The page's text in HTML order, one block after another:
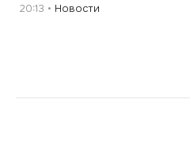
20:13 Новости